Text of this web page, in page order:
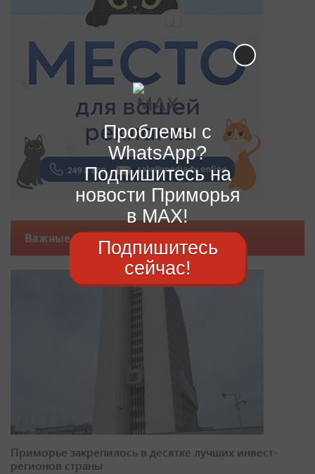
Важные новости
Приморье закрепилось в десятке лучших инвест-
регионов страны
Проблемы с
WhatsApp?
Подпишитесь на
новости Приморья
в MAX!
Подпишитесь
сейчас!